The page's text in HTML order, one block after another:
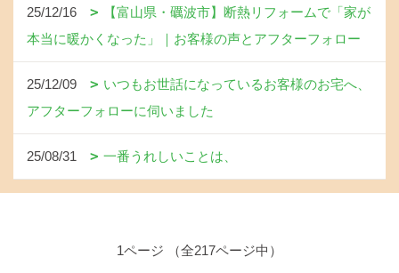
25/12/16
【富山県・礪波市】断熱リフォームで「家が
本当に暖かくなった」｜お客様の声とアフターフォロー
25/12/09
いつもお世話になっているお客様のお宅へ、
アフターフォローに伺いました
25/08/31 一番うれしいことは、
1ページ （全217ページ中）